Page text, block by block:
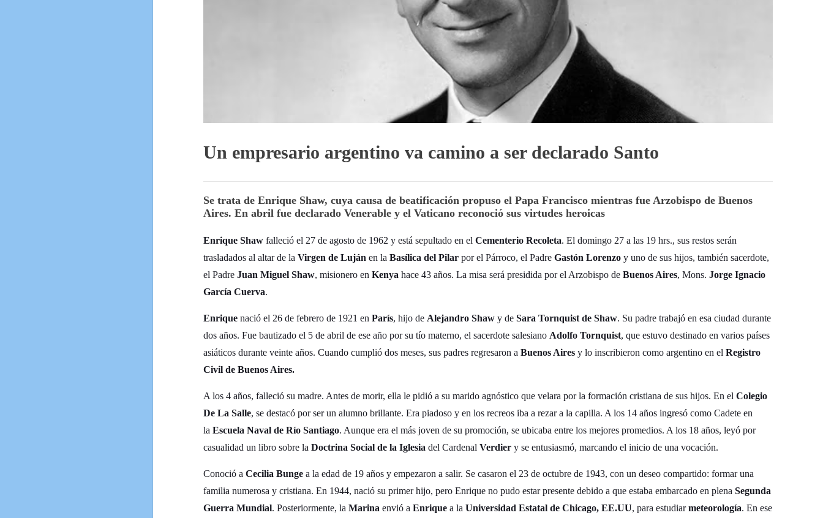
Un empresario argentino va camino a ser declarado Santo
Se trata de Enrique Shaw, cuya causa de beatificación propuso el Papa Francisco mientras fue Arzobispo de Buenos
Aires. En abril fue declarado Venerable y el Vaticano reconoció sus virtudes heroicas
Enrique Shaw falleció el 27 de agosto de 1962 y está sepultado en elCementerio Recoleta. El domingo 27 a las 19 hrs., sus restos serán
trasladados al altar de laVirgen de Luján en laBasílica del Pilar por el Párroco, el PadreGastón Lorenzo y uno de sus hijos, también sacerdote,
el PadreJuan Miguel Shaw, misionero enKenya hace 43 años. La misa será presidida por el Arzobispo deBuenos Aires, Mons.Jorge Ignacio
García Cuerva.
Enrique nació el 26 de febrero de 1921 enParís, hijo de Alejandro Shaw y deSara Tornquist de Shaw. Su padre trabajó en esa ciudad durante
dos años. Fue bautizado el 5 de abril de ese año por su tío materno, el sacerdote salesiano Adolfo Tornquist, que estuvo destinado en varios países
asiáticos durante veinte años. Cuando cumplió dos meses, sus padres regresaron aBuenos Aires y lo inscribieron como argentino en elRegistro
Civil de Buenos Aires.
A los 4 años, falleció su madre. Antes de morir, ella le pidió a su marido agnóstico que velara por la formación cristiana de sus hijos. En elColegio
De La Salle, se destacó por ser un alumno brillante. Era piadoso y en los recreos iba a rezar a la capilla. A los 14 años ingresó como Cadete en
laEscuela Naval de Río Santiago. Aunque era el más joven de su promoción, se ubicaba entre los mejores promedios. A los 18 años, leyó por
casualidad un libro sobre laDoctrina Social de la Iglesia del CardenalVerdier y se entusiasmó, marcando el inicio de una vocación.
Conoció aCecilia Bunge a la edad de 19 años y empezaron a salir. Se casaron el 23 de octubre de 1943, con un deseo compartido: formar una
familia numerosa y cristiana. En 1944, nació su primer hijo, pero Enrique no pudo estar presente debido a que estaba embarcado en plenaSegunda
Guerra Mundial. Posteriormente, laMarina envió aEnrique a laUniversidad Estatal de Chicago, EE.UU, para estudiarmeteorología. En ese